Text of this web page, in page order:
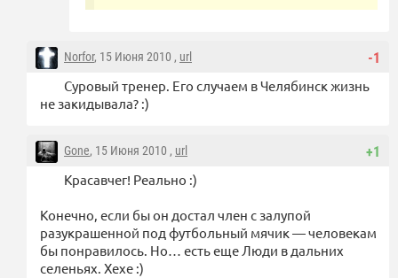
-1
Norfor, 15 Июня 2010 , url
Суровый тренер. Его случаем в Челябинск жизнь
не закидывала? :)
+1
Gone, 15 Июня 2010 , url
Красавчег! Реально :)
Конечно, если бы он достал член с залупой
разукрашенной под футбольный мячик — человекам
бы понравилось. Но… есть еще Люди в дальних
селеньях. Хехе :)